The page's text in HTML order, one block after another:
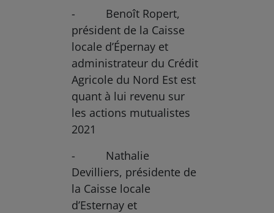
- Benoît Ropert,
président de la Caisse
locale d’Épernay et
administrateur du Crédit
Agricole du Nord Est est
quant à lui revenu sur
les actions mutualistes
2021
- Nathalie
Devilliers, présidente de
la Caisse locale
d’Esternay et